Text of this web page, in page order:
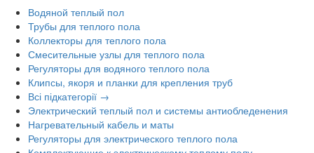
Водяной теплый пол
Трубы для теплого пола
Коллекторы для теплого пола
Смесительные узлы для теплого пола
Регуляторы для водяного теплого пола
Клипсы, якоря и планки для крепления труб
Всі підкатегорії →
Электрический теплый пол и системы антиобледенения
Нагревательный кабель и маты
Регуляторы для электрического теплого пола